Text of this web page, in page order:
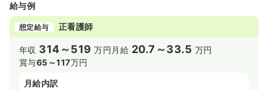
給与例
想定給与 正看護師
年収 314～519 万円 月給 20.7～33.5 万円
賞与65～117万円
月給内訳